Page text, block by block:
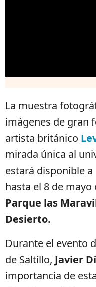
La muestra
imágenes de gran
artista británico
mirada única al
estará disponible
hasta el 8 de
Parque las
Desierto.
Durante el evento
de Saltillo, Javier
importancia de